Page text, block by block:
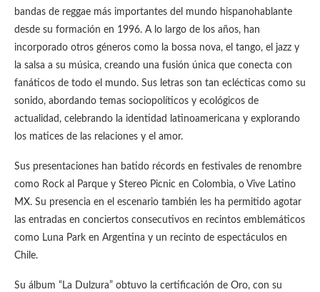
bandas de reggae más importantes del mundo hispanohablante
desde su formación en 1996. A lo largo de los años, han
incorporado otros géneros como la bossa nova, el tango, el jazz y
la salsa a su música, creando una fusión única que conecta con
fanáticos de todo el mundo. Sus letras son tan eclécticas como su
sonido, abordando temas sociopolíticos y ecológicos de
actualidad, celebrando la identidad latinoamericana y explorando
los matices de las relaciones y el amor.
Sus presentaciones han batido récords en festivales de renombre
como Rock al Parque y Stereo Picnic en Colombia, o Vive Latino
MX. Su presencia en el escenario también les ha permitido agotar
las entradas en conciertos consecutivos en recintos emblemáticos
como Luna Park en Argentina y un recinto de espectáculos en
Chile.
Su álbum “La Dulzura” obtuvo la certificación de Oro, con su